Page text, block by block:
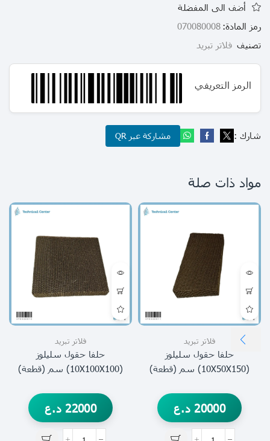
أضف الى المفضلة
رمز المادة: 070080008
تصنيف فلاتر تبريد
الرمز التعريفي
شارك : مشاركة عبر QR
مواد ذات صلة
فلاتر تبريد
حلفا حقول سليلوز
(10X50X150) سم (قطعة)
20000 د.ع
فلاتر تبريد
حلفا حقول سليلوز
(10X100X100) سم (قطعة)
22000 د.ع